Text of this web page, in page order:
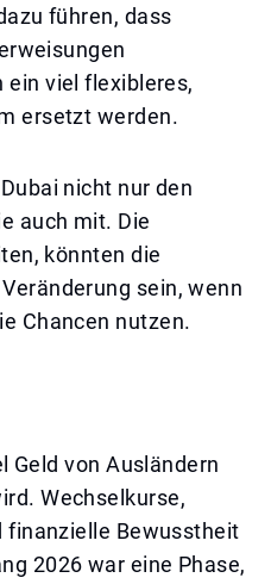
führen, dass
ein viel flexibleres,
ersetzt werden.
nicht nur den
auch mit. Die
könnten die
sein, wenn
Chancen nutzen.
Geld von Ausländern
Wechselkurse,
finanzielle Bewusstheit
2026 war eine Phase,